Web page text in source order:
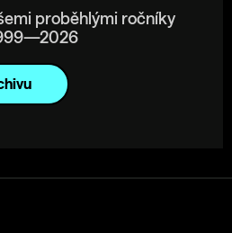
proběhlými ročníky